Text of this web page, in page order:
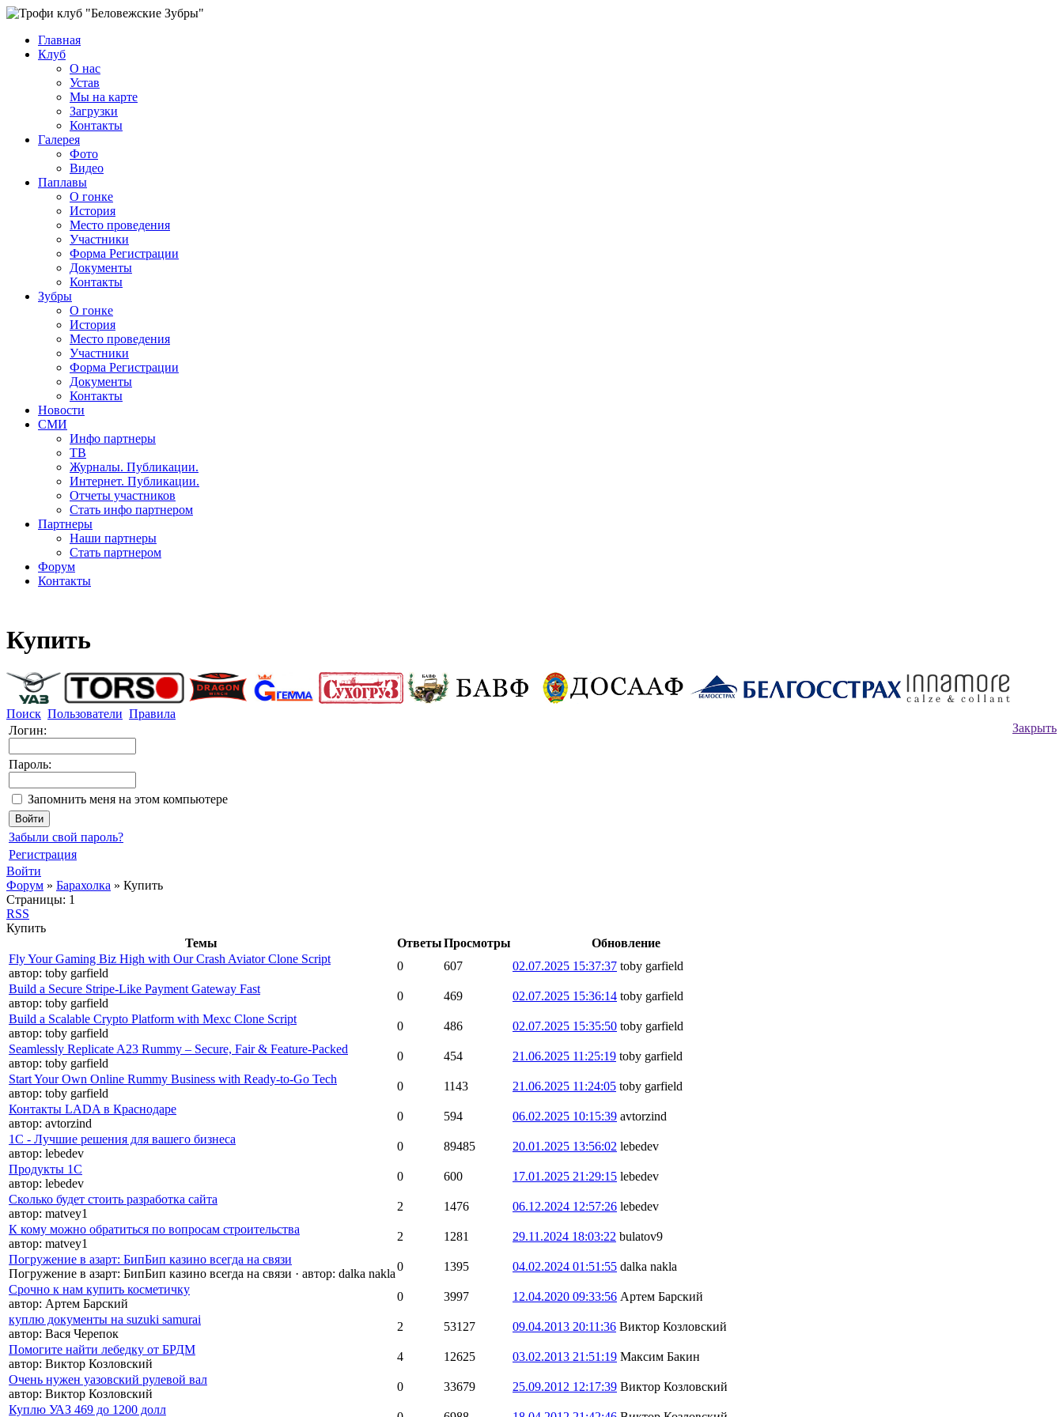
Главная
Клуб
О нас
Устав
Мы на карте
Загрузки
Контакты
Галерея
Фото
Видео
Паплавы
О гонке
История
Место проведения
Участники
Форма Регистрации
Документы
Контакты
Зубры
О гонке
История
Место проведения
Участники
Форма Регистрации
Документы
Контакты
Новости
СМИ
Инфо партнеры
ТВ
Журналы. Публикации.
Интернет. Публикации.
Отчеты участников
Стать инфо партнером
Партнеры
Наши партнеры
Стать партнером
Форум
Контакты
Купить
Поиск Пользователи Правила
Закрыть
Логин:
Пароль:
Запомнить меня на этом компьютере
Забыли свой пароль?
Регистрация
Войти
Форум » Барахолка » Купить
Страницы: 1
RSS
Купить
Темы
ОтветыПросмотры
Обновление
Fly Your Gaming Biz High with Our Crash Aviator Clone Script
автор: toby garfield
0 607 02.07.2025 15:37:37 toby garfield
Build a Secure Stripe-Like Payment Gateway Fast
автор: toby garfield
0 469 02.07.2025 15:36:14 toby garfield
Build a Scalable Crypto Platform with Mexc Clone Script
автор: toby garfield
0 486 02.07.2025 15:35:50 toby garfield
Seamlessly Replicate A23 Rummy – Secure, Fair & Feature-Packed
автор: toby garfield
0 454 21.06.2025 11:25:19 toby garfield
Start Your Own Online Rummy Business with Ready-to-Go Tech
автор: toby garfield
0 1143 21.06.2025 11:24:05 toby garfield
Контакты LADA в Краснодаре
автор: avtorzind
0 594 06.02.2025 10:15:39 avtorzind
1С - Лучшие решения для вашего бизнеса
автор: lebedev
0 89485 20.01.2025 13:56:02 lebedev
Продукты 1C
автор: lebedev
0 600 17.01.2025 21:29:15 lebedev
Сколько будет стоить разработка сайта
автор: matvey1
2 1476 06.12.2024 12:57:26 lebedev
К кому можно обратиться по вопросам строительства
автор: matvey1
2 1281 29.11.2024 18:03:22 bulatov9
Погружение в азарт: БипБип казино всегда на связи
Погружение в азарт: БипБип казино всегда на связи · автор: dalka nakla
0 1395 04.02.2024 01:51:55 dalka nakla
Срочно к нам купить косметичку
автор: Артем Барский
0 3997 12.04.2020 09:33:56 Артем Барский
куплю документы на suzuki samurai
автор: Вася Черепок
2 53127 09.04.2013 20:11:36 Виктор Козловский
Помогите найти лебедку от БРДМ
автор: Виктор Козловский
4 12625 03.02.2013 21:51:19 Максим Бакин
Очень нужен уазовский рулевой вал
автор: Виктор Козловский
0 33679 25.09.2012 12:17:39 Виктор Козловский
Куплю УАЗ 469 до 1200 долл